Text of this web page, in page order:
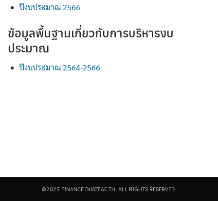
for:
ปีงบประมาณ 2566
ข้อมูลพื้นฐานเกี่ยวกับการบริหารงบ
ประมาณ
ปีงบประมาณ 2564-2566
©2025 FINANCE.DUSIT.AC.TH. ALL RIGHTS RESERVED.